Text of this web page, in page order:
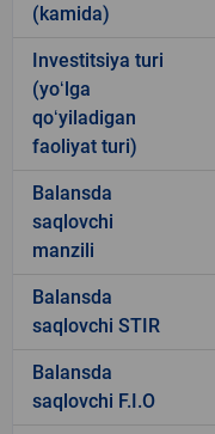
(kamida)
Investitsiya turi
(yoʻlga
qoʻyiladigan
faoliyat turi)
Balansda
saqlovchi
manzili
Balansda
saqlovchi STIR
Balansda
saqlovchi F.I.O